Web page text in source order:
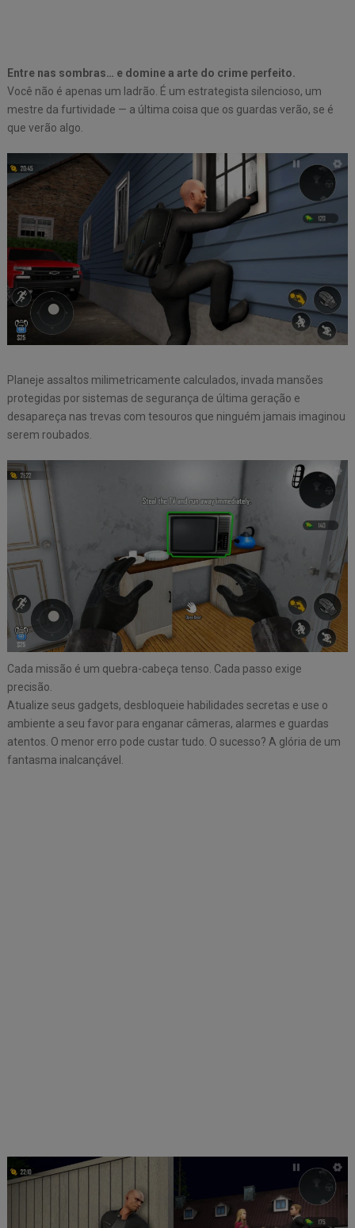
Entre nas sombras… e domine a arte do crime perfeito.
Você não é apenas um ladrão. É um estrategista silencioso, um
mestre da furtividade — a última coisa que os guardas verão, se é
que verão algo.
Planeje assaltos milimetricamente calculados, invada mansões
protegidas por sistemas de segurança de última geração e
desapareça nas trevas com tesouros que ninguém jamais imaginou
serem roubados.
Cada missão é um quebra-cabeça tenso. Cada passo exige
precisão.
Atualize seus gadgets, desbloqueie habilidades secretas e use o
ambiente a seu favor para enganar câmeras, alarmes e guardas
atentos. O menor erro pode custar tudo. O sucesso? A glória de um
fantasma inalcançável.